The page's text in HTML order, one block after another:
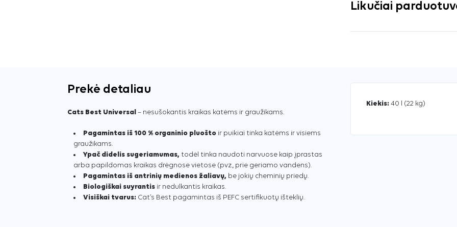
Likučiai
Prekė detaliau
Cats Best Universal – nesušokantis kraikas katėms ir graužikams.
Pagamintas iš 100 % organinio pluošto ir puikiai tinka katėms ir visiems
graužikams.
Ypač didelis sugeriamumas, todėl tinka naudoti narvuose kaip įprastas
arba papildomas kraikas drėgnose vietose (pvz., prie geriamo vandens).
Pagamintas iš antrinių medienos žaliavų, be jokių cheminių priedų.
Biologiškai suyrantis ir nedulkantis kraikas.
Visiškai tvarus: Cat’s Best pagamintas iš PEFC sertifikuotų išteklių.
Kiekis: 40 l (22 kg)